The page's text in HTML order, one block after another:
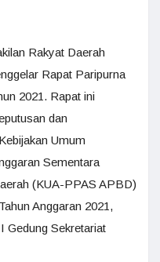
Rakyat Daerah
Rapat Paripurna
2021. Rapat ini
dan
Umum
Sementara
(KUA-PPAS APBD)
Anggaran 2021,
Gedung Sekretariat